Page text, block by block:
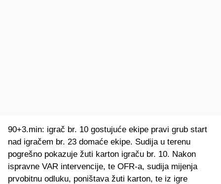
90+3.min: igrač br. 10 gostujuće ekipe pravi grub start
nad igračem br. 23 domaće ekipe. Sudija u terenu
pogrešno pokazuje žuti karton igraču br. 10. Nakon
ispravne VAR intervencije, te OFR-a, sudija mijenja
prvobitnu odluku, poništava žuti karton, te iz igre